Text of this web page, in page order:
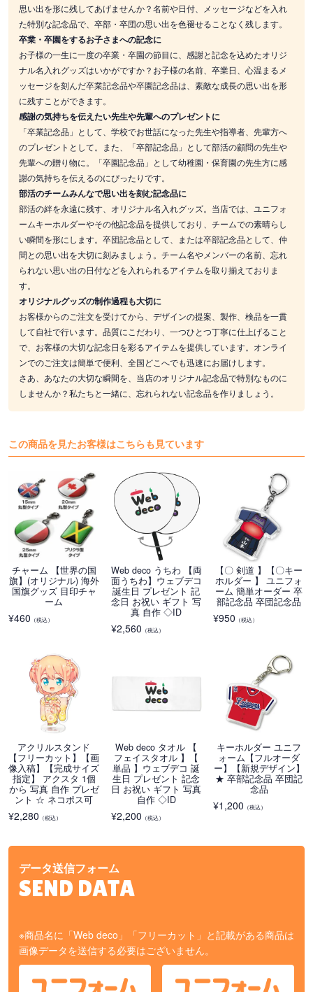
思い出を形に残してあげませんか？名前や日付、メッセージなどを入れ
た特別な記念品で、卒部・卒団の思い出を色褪せることなく残します。
卒業・卒園をするお子さまへの記念に
お子様の一生に一度の卒業・卒園の節目に、感謝と記念を込めたオリジ
ナル名入れグッズはいかがですか？お子様の名前、卒業日、心温まるメ
ッセージを刻んだ卒業記念品や卒園記念品は、素敵な成長の思い出を形
に残すことができます。
感謝の気持ちを伝えたい先生や先輩へのプレゼントに
「卒業記念品」として、学校でお世話になった先生や指導者、先輩方へ
のプレゼントとして。また、「卒部記念品」として部活の顧問の先生や
先輩への贈り物に。「卒園記念品」として幼稚園・保育園の先生方に感
謝の気持ちを伝えるのにぴったりです。
部活のチームみんなで思い出を刻む記念品に
部活の絆を永遠に残す、オリジナル名入れグッズ。当店では、ユニフォ
ームキーホルダーやその他記念品を提供しており、チームでの素晴らし
い瞬間を形にします。卒団記念品として、または卒部記念品として、仲
間との思い出を大切に刻みましょう。チーム名やメンバーの名前、忘れ
られない思い出の日付などを入れられるアイテムを取り揃えておりま
す。
オリジナルグッズの制作過程も大切に
お客様からのご注文を受けてから、デザインの提案、製作、検品を一貫
して自社で行います。品質にこだわり、一つひとつ丁寧に仕上げること
で、お客様の大切な記念日を彩るアイテムを提供しています。オンライ
ンでのご注文は簡単で便利、全国どこへでも迅速にお届けします。
さあ、あなたの大切な瞬間を、当店のオリジナル記念品で特別なものに
しませんか？私たちと一緒に、忘れられない記念品を作りましょう。
この商品を見たお客様はこちらも見ています
チャーム 【世界の国
旗】(オリジナル) 海外
国旗グッズ 目印チャ
ーム
¥460 （税込）
Web deco うちわ 【両
面うちわ】ウェブデコ
誕生日 プレゼント 記
念日 お祝い ギフト 写
真 自作 ◇ID
¥2,560 （税込）
【〇 剣道 】【〇キー
ホルダー 】 ユニフォ
ーム 簡単オーダー 卒
部記念品 卒団記念品
¥950 （税込）
アクリルスタンド
【フリーカット】【画
像入稿】【完成サイズ
指定】 アクスタ 1個
から 写真 自作 プレゼ
ント ☆ ネコポス可
¥2,280 （税込）
Web deco タオル 【
フェイスタオル 】【
単品 】ウェブデコ 誕
生日 プレゼント 記念
日 お祝い ギフト 写真
自作 ◇ID
¥2,200 （税込）
キーホルダー ユニフ
ォーム【フルオーダ
ー】【新規デザイン】
★ 卒部記念品 卒団記
念品
¥1,200 （税込）
データ送信フォーム
SEND DATA
※商品名に「Web deco」「フリーカット」と記載がある商品は
画像データを送信する必要はございません。